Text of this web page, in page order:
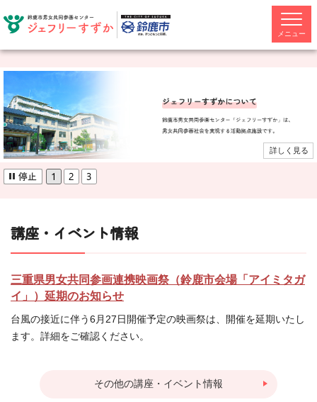
メニュー
詳しく見る
講座・イベント情報
三重県男女共同参画連携映画祭（鈴鹿市会場「アイミタガ
イ」）延期のお知らせ
台風の接近に伴う6月27日開催予定の映画祭は、開催を延期いたし
ます。詳細をご確認ください。
その他の講座・イベント情報